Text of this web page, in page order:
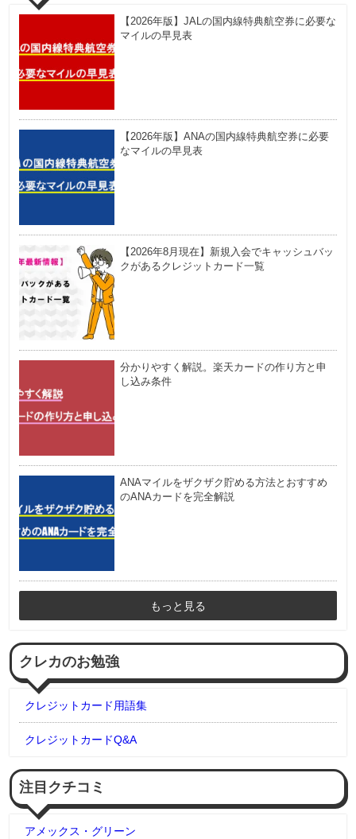
【2026年版】JALの国内線特典航空券に必要な
マイルの早見表
【2026年版】ANAの国内線特典航空券に必要
なマイルの早見表
【2026年8月現在】新規入会でキャッシュバッ
クがあるクレジットカード一覧
分かりやすく解説。楽天カードの作り方と申
し込み条件
ANAマイルをザクザク貯める方法とおすすめ
のANAカードを完全解説
もっと見る
クレカのお勉強
クレジットカード用語集
クレジットカードQ&A
注目クチコミ
アメックス・グリーン